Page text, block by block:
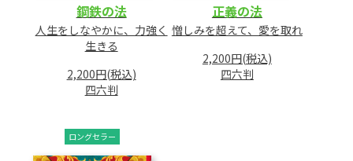
鋼鉄の法
人生をしなやかに、力強く
生きる
2,200円(税込)
四六判
正義の法
憎しみを超えて、愛を取れ
2,200円(税込)
四六判
ロングセラー